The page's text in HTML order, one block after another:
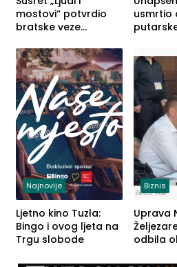
mostovi“ potvrdio
bratske veze
Zvornika
usmrtio
prema
(FOTO)
Najnovije
Ljetno kino Tuzla:
Bingo i ovog ljeta na
Trgu slobode
Biznis
Uprava
odbila